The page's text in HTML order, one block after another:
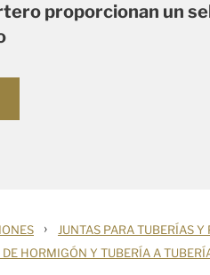
proporcionan un
› JUNTAS PARA TUBERÍAS
HORMIGÓN Y TUBERÍA A